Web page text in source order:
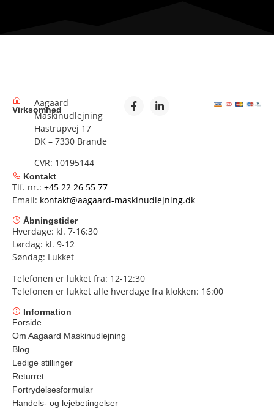
Virksomhed
Aagaard
Maskinudlejning
Hastrupvej 17
DK – 7330 Brande
CVR: 10195144
Kontakt
Tlf. nr.: +45 22 26 55 77
Email: kontakt@aagaard-maskinudlejning.dk
Åbningstider
Hverdage: kl. 7-16:30
Lørdag: kl. 9-12
Søndag: Lukket
Telefonen er lukket fra: 12-12:30
Telefonen er lukket alle hverdage fra klokken: 16:00
Information
Forside
Om Aagaard Maskinudlejning
Blog
Ledige stillinger
Returret
Fortrydelsesformular
Handels- og lejebetingelser